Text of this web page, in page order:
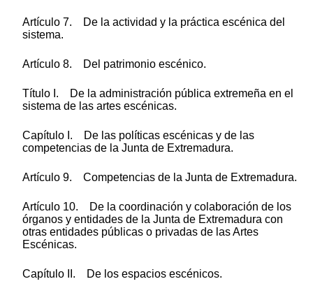
Artículo 7. De la actividad y la práctica escénica del
sistema.
Artículo 8. Del patrimonio escénico.
Título I. De la administración pública extremeña en el
sistema de las artes escénicas.
Capítulo I. De las políticas escénicas y de las
competencias de la Junta de Extremadura.
Artículo 9. Competencias de la Junta de Extremadura.
Artículo 10. De la coordinación y colaboración de los
órganos y entidades de la Junta de Extremadura con
otras entidades públicas o privadas de las Artes
Escénicas.
Capítulo II. De los espacios escénicos.